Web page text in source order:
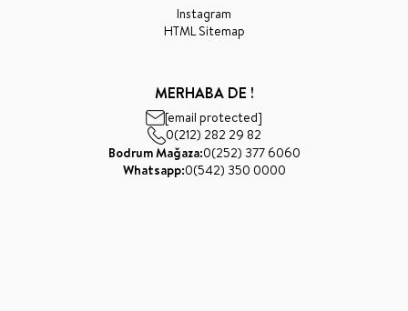
Instagram
HTML Sitemap
MERHABA DE !
[email protected]
0(212) 282 29 82
Bodrum Mağaza:0(252) 377 6060
Whatsapp:0(542) 350 0000